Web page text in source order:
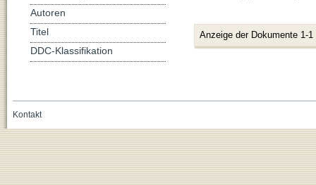
Anzeige der Dokumente 1-1
Autoren
Titel
DDC-Klassifikation
Kontakt